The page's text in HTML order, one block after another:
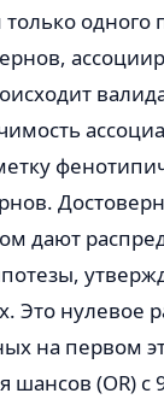
одного
дают
Это нулевое
на первом
шансов (OR)